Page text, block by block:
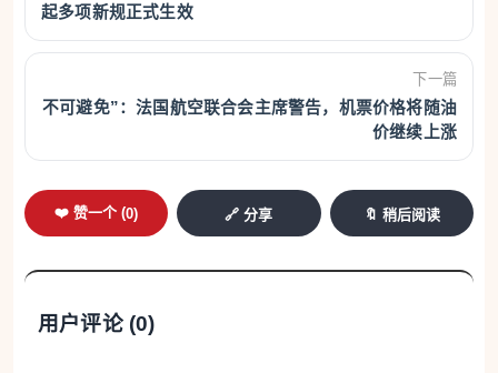
起多项新规正式生效
下一篇
不可避免”：法国航空联合会主席警告，机票价格将随油
价继续上涨
❤️ 赞一个 (0) 🔗 分享 🔖 稍后阅读
用户评论 (0)